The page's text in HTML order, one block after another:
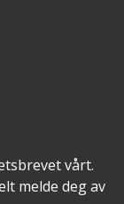
vårt.
melde deg av